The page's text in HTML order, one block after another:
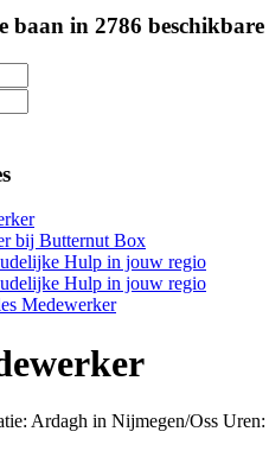
baan in 2786 beschikbare
bij Butternut Box
Hulp in jouw regio
Hulp in jouw regio
Medewerker
Ardagh in Nijmegen/Oss